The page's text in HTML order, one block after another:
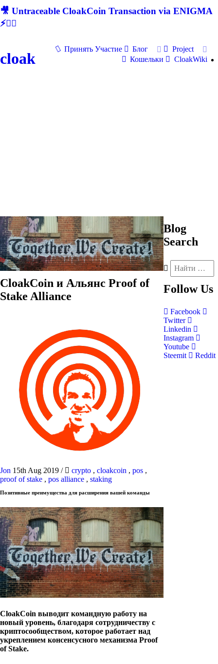
🎥 Untraceable CloakCoin Transaction via ENIGMA
⚡🕵‍♂
cloak
Принять Участие Блог
Project
Кошельки
CloakWiki
CloakCoin и Альянс Proof of
Stake Alliance
Jon 15th Aug 2019 / crypto , cloakcoin , pos ,
proof of stake , pos alliance , staking
Позитивные преимущества для расширения вашей команды
CloakCoin выводит командную работу на
новый уровень, благодаря сотрудничеству с
криптосообществом, которое работает над
укреплением консенсусного механизма Proof
of Stake.
Blog
Search
Follow Us
Facebook
Twitter
Linkedin
Instagram
Youtube
Steemit
Reddit